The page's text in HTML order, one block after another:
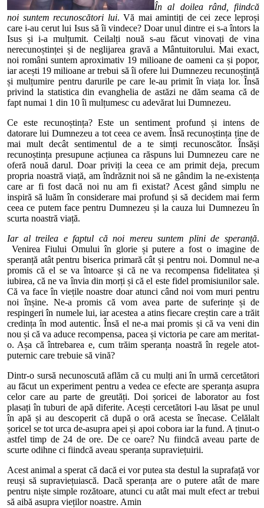
În al doilea rând, fiindcă
noi suntem recunoscători lui. Vă mai amintiți de cei zece leproși
care i-au cerut lui Isus să îi vindece? Doar unul dintre ei s-a întors la
Isus și i-a mulțumit. Ceilalți nouă s-au făcut vinovați de vina
nerecunoștinței și de neglijarea gravă a Mântuitorului. Mai exact,
noi români suntem aproximativ 19 milioane de oameni ca și popor,
iar acești 19 milioane ar trebui să îi ofere lui Dumnezeu recunoștință
și mulțumire pentru darurile pe care le-au primit în viața lor. Însă
privind la statistica din evanghelia de astăzi ne dăm seama că de
fapt numai 1 din 10 îi mulțumesc cu adevărat lui Dumnezeu.
Ce este recunoștința? Este un sentiment profund și intens de
datorare lui Dumnezeu a tot ceea ce avem. Însă recunoștința ține de
mai mult decât sentimentul de a te simți recunoscător. Însăși
recunoștința presupune acțiunea ca răspuns lui Dumnezeu care ne
oferă nouă darul. Doar priviți la ceea ce am primit deja, precum
propria noastră viață, am îndrăznit noi să ne gândim la ne-existența
care ar fi fost dacă noi nu am fi existat? Acest gând simplu ne
inspiră să luăm în considerare mai profund și să decidem mai ferm
ceea ce putem face pentru Dumnezeu și la cauza lui Dumnezeu în
scurta noastră viață.
Iar al treilea e faptul că noi mereu suntem plini de speranță.
Venirea Fiului Omului în glorie și putere a fost o imagine de
speranță atât pentru biserica primară cât și pentru noi. Domnul ne-a
promis că el se va întoarce și că ne va recompensa fidelitatea și
iubirea, că ne va învia din morți și că el este fidel promisiunilor sale.
Că va face în viețile noastre doar atunci când noi vom muri pentru
noi înșine. Ne-a promis că vom avea parte de suferințe și de
respingeri în numele lui, iar acestea a atins fiecare creștin care a trăit
credința în mod autentic. Însă el ne-a mai promis și că va veni din
nou și că va aduce recompensa, pacea și victoria pe care am meritat-
o. Așa că întrebarea e, cum trăim speranța noastră în regele atot-
puternic care trebuie să vină?
Dintr-o sursă necunoscută aflăm că cu mulți ani în urmă cercetători
au făcut un experiment pentru a vedea ce efecte are speranța asupra
celor care au parte de greutăți. Doi șoricei de laborator au fost
plasați în tuburi de apă diferite. Acești cercetători l-au lăsat pe unul
în apă și au descoperit că după o oră acesta se înecase. Celălalt
șoricel se tot urca de-asupra apei și apoi cobora iar la fund. A ținut-o
astfel timp de 24 de ore. De ce oare? Nu fiindcă aveau parte de
scurte odihne ci fiindcă aveau speranța supraviețuirii.
Acest animal a sperat că dacă ei vor putea sta destul la suprafață vor
reuși să supraviețuiască. Dacă speranța are o putere atât de mare
pentru niște simple rozătoare, atunci cu atât mai mult efect ar trebui
să aibă asupra vieților noastre. Amin